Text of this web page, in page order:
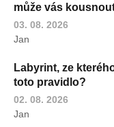
může vás
03. 08. 2026
Jan
Labyrint, ze
toto pravidlo?
02. 08. 2026
Jan